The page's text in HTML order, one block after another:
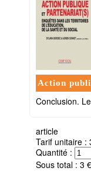
Action
Conclusion.
article
Tarif unitaire :
Quantité :
Sous total : 3 €